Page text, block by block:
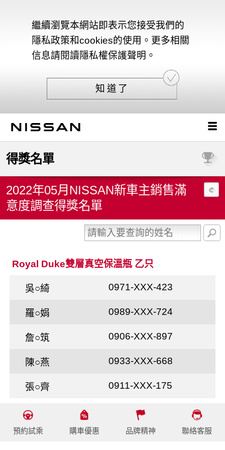
繼續瀏覽本網站即表示您接受我們的
隱私政策和cookies的使用。更多相關
信息請閱讀隱私權保護聲明。
知道了
得獎名單
2022年05月NISSAN新車主銷售滿
意度調查得獎名單
Royal Duke雙層真空保溫瓶 乙只
吳○綺 0971-XXX-423
羅○娟 0989-XXX-724
詹○筑 0906-XXX-897
陳○燕 0933-XXX-668
張○齊 0911-XXX-175
預約試乘 購車優惠 品牌精神 聯絡客服